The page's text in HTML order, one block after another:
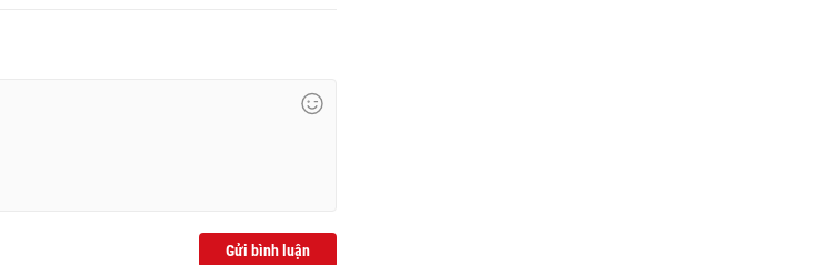
Gửi bình luận